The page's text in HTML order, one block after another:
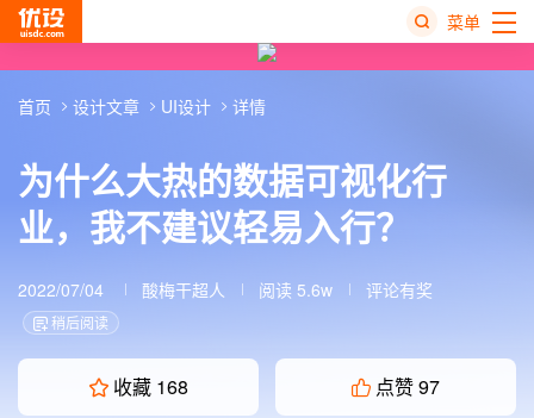
菜单
为什么大热的数据可视化行
业，我不建议轻易入行？
2022/07/04 酸梅干超人 阅读 5.6w 评论有奖
稍后阅读
收藏 168 点赞97
首页 设计文章 UI设计 详情